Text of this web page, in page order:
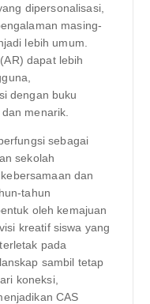
dipersonalisasi,
masing-
lebih umum.
dapat lebih
dengan buku
menarik.
sebagai
sekolah
dan
tahun
oleh kemajuan
kreatif siswa yang
pada
sambil tetap
koneksi,
CAS